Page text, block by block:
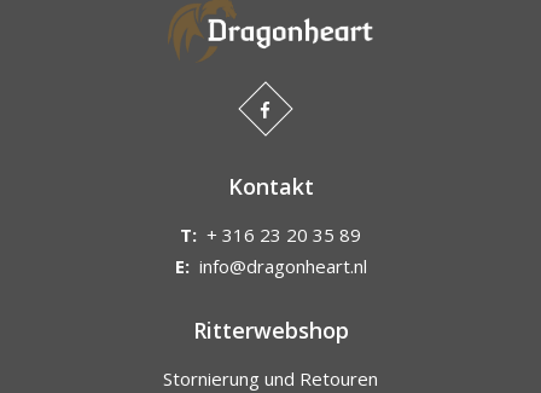
Kontakt
T: + 316 23 20 35 89
E: info@dragonheart.nl
Ritterwebshop
Stornierung und Retouren